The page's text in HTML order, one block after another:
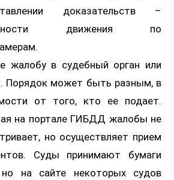
доказательств –
движения по
жалобу в судебный орган или
Порядок может быть разным, в
от того, кто ее подает.
на портале ГИБДД жалобы не
но осуществляет прием
Суды принимают бумаги
но на сайте некоторых судов